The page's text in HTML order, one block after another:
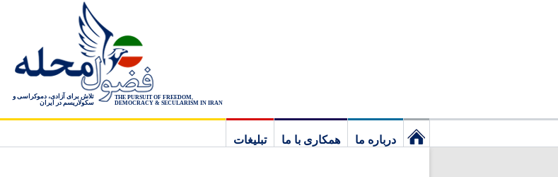
THE PURSUIT OF FREEDOM,
DEMOCRACY & SECULARISM IN IRAN
تلاش برای آزادی، دموکراسی و
سکولاریسم در ایران
درباره ما همکاری با ما
تبلیغات